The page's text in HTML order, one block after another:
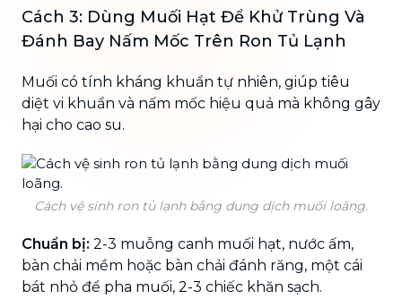
Cách 3: Dùng Muối Hạt Để Khử Trùng Và
Đánh Bay Nấm Mốc Trên Ron Tủ Lạnh
Muối có tính kháng khuẩn tự nhiên, giúp tiêu
diệt vi khuẩn và nấm mốc hiệu quả mà không gây
hại cho cao su.
Cách vệ sinh ron tủ lạnh bằng dung dịch muối loãng.
Chuẩn bị: 2-3 muỗng canh muối hạt, nước ấm,
bàn chải mềm hoặc bàn chải đánh răng, một cái
bát nhỏ để pha muối, 2-3 chiếc khăn sạch.